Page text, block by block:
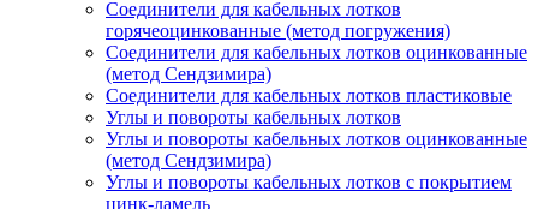
Соединители для кабельных лотков
горячеоцинкованные (метод погружения)
Соединители для кабельных лотков оцинкованные
(метод Сендзимира)
Соединители для кабельных лотков пластиковые
Углы и повороты кабельных лотков
Углы и повороты кабельных лотков оцинкованные
(метод Сендзимира)
Углы и повороты кабельных лотков с покрытием
цинк-ламель